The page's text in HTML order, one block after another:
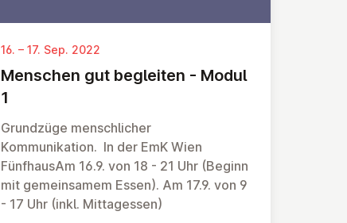
16. – 17. Sep. 2022
Menschen gut begleiten - Modul
1
Grundzüge menschlicher
Kommunikation. In der EmK Wien
FünfhausAm 16.9. von 18 - 21 Uhr (Beginn
mit gemeinsamem Essen). Am 17.9. von 9
- 17 Uhr (inkl. Mittagessen)